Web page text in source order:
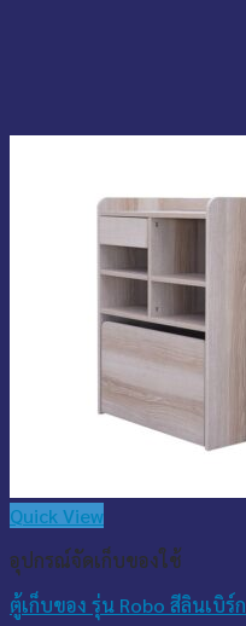
Quick View
อุปกรณ์จัดเก็บของใช้
ตู้เก็บของ รุ่น Robo สีลินเบิร์ก